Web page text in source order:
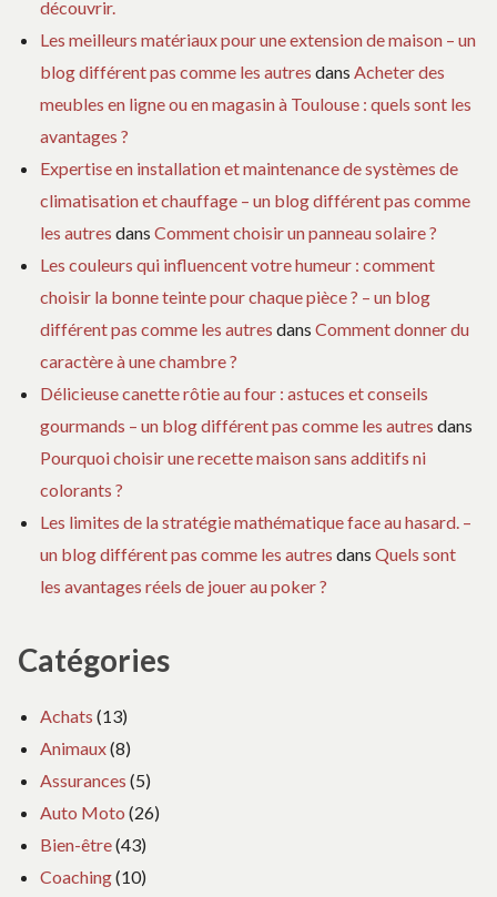
découvrir.
Les meilleurs matériaux pour une extension de maison – un
blog différent pas comme les autres dans Acheter des
meubles en ligne ou en magasin à Toulouse : quels sont les
avantages ?
Expertise en installation et maintenance de systèmes de
climatisation et chauffage – un blog différent pas comme
les autres dans Comment choisir un panneau solaire ?
Les couleurs qui influencent votre humeur : comment
choisir la bonne teinte pour chaque pièce ? – un blog
différent pas comme les autres dans Comment donner du
caractère à une chambre ?
Délicieuse canette rôtie au four : astuces et conseils
gourmands – un blog différent pas comme les autres dans
Pourquoi choisir une recette maison sans additifs ni
colorants ?
Les limites de la stratégie mathématique face au hasard. –
un blog différent pas comme les autres dans Quels sont
les avantages réels de jouer au poker ?
Catégories
Achats (13)
Animaux(8)
Assurances (5)
Auto Moto (26)
Bien-être(43)
Coaching(10)